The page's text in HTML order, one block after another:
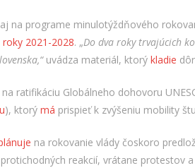
na programe minulotýždňového
2021-2028. „Do dva roky trvajúcich
uvádza materiál, ktorý kladie
ratifikáciu Globálneho dohovoru
), ktorý má prispieť k zvýšeniu mobility
na rokovanie vlády čoskoro
reakcií, vrátane protestov a